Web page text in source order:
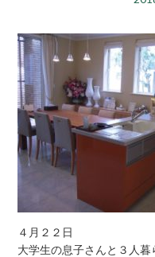
４月２２日
大学生の息子さんと３人暮